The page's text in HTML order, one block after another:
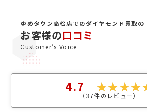
ゆめタウン高松店でのダイヤモンド買取の
お客様の口コミ
Customer's Voice
4.7
（37件のレビュー）